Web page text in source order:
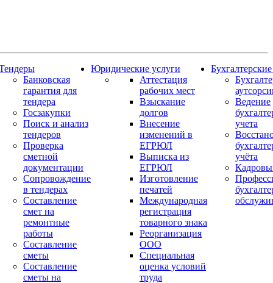
Банковская
гарантия для
тендера
Госзакупки
Поиск и анализ
тендеров
Проверка
сметной
документации
Сопровождение
в тендерах
Составление
смет на
ремонтные
работы
Составление
сметы
Составление
сметы на
Юридические услуги
Аттестация
рабочих мест
Взыскание
долгов
Внесение
изменений в
ЕГРЮЛ
Выписка из
ЕГРЮЛ
Изготовление
печатей
Международная
регистрация
товарного знака
Реорганизация
ООО
Специальная
оценка условий
труда
Ведение
учета
учёта